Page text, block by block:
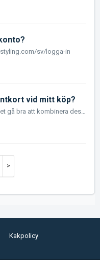
sv/logga-in
vid mitt köp?
Har du flera presentkort så ska det gå bra att kombinera dessa i kassan på hemsidan. Om du stöter på något problem så kan du alltid kontakta oss antingen v...
Kakpolicy